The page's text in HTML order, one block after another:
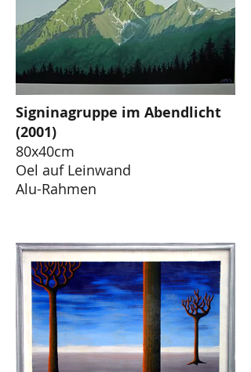
Signinagruppe im Abendlicht
(2001)
80x40cm
Oel auf Leinwand
Alu-Rahmen